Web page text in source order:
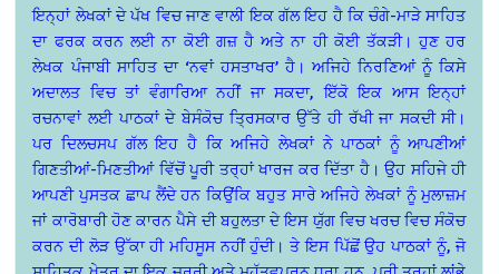
ਇਨ੍ਹਾਂ ਲੇਖਕਾਂ ਦੇ ਪੱਖ ਵਿਚ ਜਾਣ ਵਾਲੀ ਇਕ ਗੱਲ ਇਹ ਹੈ ਕਿ ਚੰਗੇ-ਮਾੜੇ ਸਾਹਿਤ
ਦਾ ਫਰਕ ਕਰਨ ਲਈ ਨਾ ਕੋਈ ਗਜ਼ ਹੈ ਅਤੇ ਨਾ ਹੀ ਕੋਈ ਤੱਕੜੀ। ਹੁਣ ਹਰ
ਲੇਖਕ ਪੰਜਾਬੀ ਸਾਹਿਤ ਦਾ ‘ਨਵਾਂ ਹਸਤਾਖਰ’ ਹੈ। ਅਜਿਹੇ ਨਿਰਣਿਆਂ ਨੂੰ ਕਿਸੇ
ਅਦਾਲਤ ਵਿਚ ਤਾਂ ਵੰਗਾਰਿਆ ਨਹੀਂ ਜਾ ਸਕਦਾ, ਇੱਕੋ ਇਕ ਆਸ ਇਨ੍ਹਾਂ
ਰਚਨਾਵਾਂ ਲਈ ਪਾਠਕਾਂ ਦੇ ਬੇਸੰਕੋਚ ਤ੍ਰਿਸਕਾਰ ਉੱਤੇ ਹੀ ਰੱਖੀ ਜਾ ਸਕਦੀ ਸੀ।
ਪਰ ਦਿਲਚਸਪ ਗੱਲ ਇਹ ਹੈ ਕਿ ਅਜਿਹੇ ਲੇਖਕਾਂ ਨੇ ਪਾਠਕਾਂ ਨੂੰ ਆਪਣੀਆਂ
ਗਿਣਤੀਆਂ-ਮਿਣਤੀਆਂ ਵਿੱਚੋਂ ਪੂਰੀ ਤਰ੍ਹਾਂ ਖਾਰਜ ਕਰ ਦਿੱਤਾ ਹੈ। ਉਹ ਸਹਿਜੇ ਹੀ
ਆਪਣੀ ਪੁਸਤਕ ਛਾਪ ਲੈਂਦੇ ਹਨ ਕਿਉਂਕਿ ਬਹੁਤ ਸਾਰੇ ਅਜਿਹੇ ਲੇਖਕਾਂ ਨੂੰ ਮੁਲਾਜ਼ਮ
ਜਾਂ ਕਾਰੋਬਾਰੀ ਹੋਣ ਕਾਰਨ ਪੈਸੇ ਦੀ ਬਹੁਲਤਾ ਦੇ ਇਸ ਯੁੱਗ ਵਿਚ ਖਰਚ ਵਿਚ ਸੰਕੋਚ
ਕਰਨ ਦੀ ਲੋੜ ਉੱਕਾ ਹੀ ਮਹਿਸੂਸ ਨਹੀਂ ਹੁੰਦੀ। ਤੇ ਇਸ ਪਿੱਛੋਂ ਉਹ ਪਾਠਕਾਂ ਨੂੰ, ਜੋ